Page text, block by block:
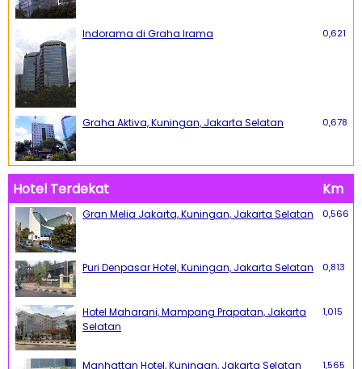
Indorama di Graha Irama 0,621
Graha Aktiva, Kuningan, Jakarta Selatan 0,678
Hotel Terdekat Km
Gran Melia Jakarta, Kuningan, Jakarta Selatan 0,566
Puri Denpasar Hotel, Kuningan, Jakarta Selatan 0,813
Hotel Maharani, Mampang Prapatan, Jakarta
Selatan
1,015
Manhattan Hotel, Kuningan, Jakarta Selatan 1,565